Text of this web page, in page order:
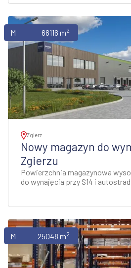
Magazyny66116 m2
Zgierz
Nowy magazyn do
Zgierzu
Powierzchnia magazynowa
do wynajęcia przy S14 i
Magazyny25048 m2